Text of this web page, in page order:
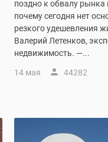
поздно к обвалу рынка
почему сегодня нет
резкого удешевления
Валерий Летенков,
недвижимость. —...
14 мая 44282